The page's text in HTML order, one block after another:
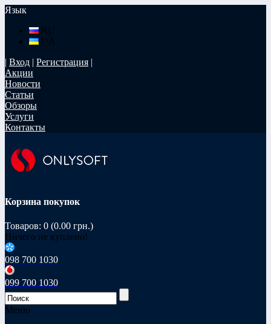
Язык
RU
UA
| Вход | Регистрация |
Акции
Новости
Статьи
Обзоры
Услуги
Контакты
Корзина покупок
Товаров: 0 (0.00 грн.)
Ничего не куплено!
098 700 1030
099 700 1030
Меню